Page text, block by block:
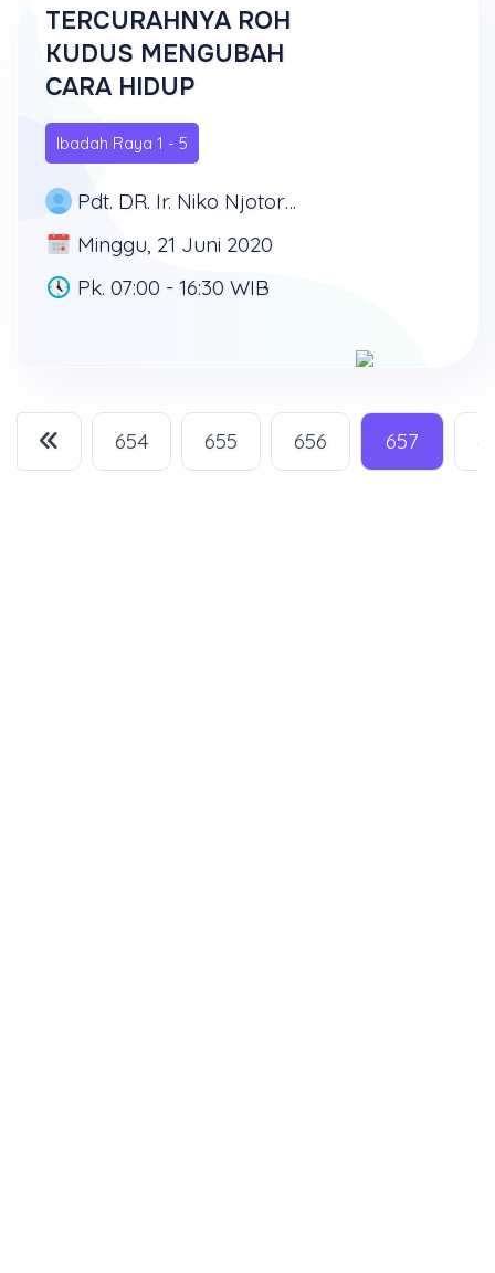
TERCURAHNYA ROH
KUDUS MENGUBAH
CARA HIDUP
Ibadah Raya 1 - 5
Pdt. DR. Ir. Niko Njotorahardjo
Minggu, 21 Juni 2020
Pk. 07:00 - 16:30 WIB
654 655 656 657